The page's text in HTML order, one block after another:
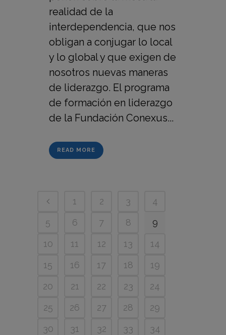
realidad de la
interdependencia, que nos
obligan a conjugar lo local
y lo global y que exigen de
nosotros nuevas maneras
de liderazgo. El programa
de formación en liderazgo
de la Fundación Conexus...
READ MORE
1 2 3
4
5
6 7 8
9
10
11 12 13
14
15
16 17 18
19
20
21 22 23
24
25
26 27 28
29
30
31 32 33
34